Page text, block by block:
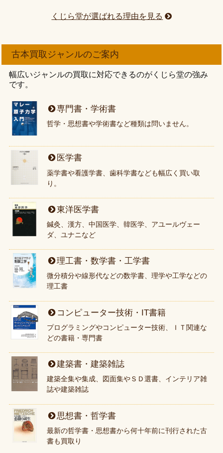
くじら堂が選ばれる理由を見る
古本買取ジャンルのご案内
幅広いジャンルの買取に対応できるのがくじら堂の強み
です。
専門書・学術書
哲学・思想書や学術書など種類は問いません。
医学書
薬学書や看護学書、歯科学書なども幅広く買い取
り。
東洋医学書
鍼灸、漢方、中国医学、韓医学、アユールヴェー
ダ、ユナニなど
理工書・数学書・工学書
微分積分や線形代などの数学書、理学や工学などの
理工書
コンピューター技術・IT書籍
プログラミングやコンピューター技術、ＩＴ関連な
どの書籍・専門書
建築書・建築雑誌
建築全集や集成、図面集やＳＤ選書、インテリア雑
誌や建築雑誌
思想書・哲学書
最新の哲学書・思想書から何十年前に刊行された古
書も買取り